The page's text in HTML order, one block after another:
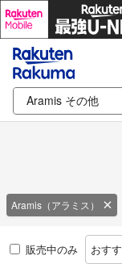
Aramis（アラミス）
販売中のみ おす